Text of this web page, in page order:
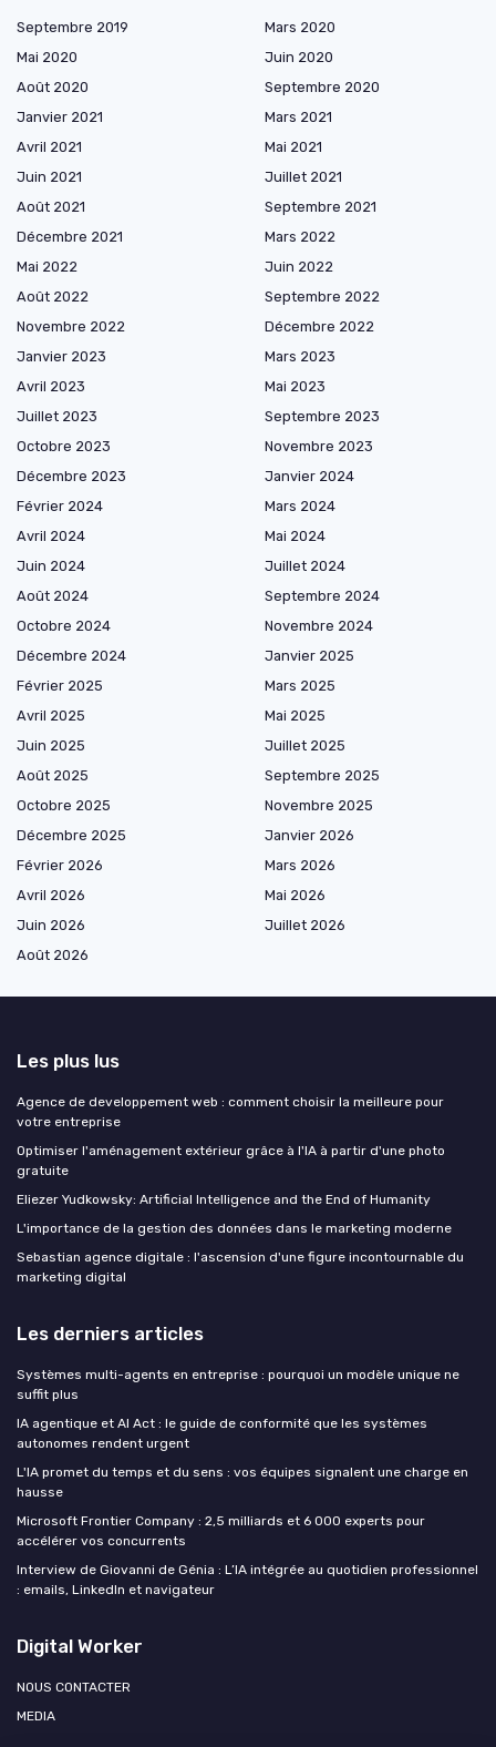
Septembre 2019
Mars 2020
Mai 2020
Juin 2020
Août 2020
Septembre 2020
Janvier 2021
Mars 2021
Avril 2021
Mai 2021
Juin 2021
Juillet 2021
Août 2021
Septembre 2021
Décembre 2021
Mars 2022
Mai 2022
Juin 2022
Août 2022
Septembre 2022
Novembre 2022
Décembre 2022
Janvier 2023
Mars 2023
Avril 2023
Mai 2023
Juillet 2023
Septembre 2023
Octobre 2023
Novembre 2023
Décembre 2023
Janvier 2024
Février 2024
Mars 2024
Avril 2024
Mai 2024
Juin 2024
Juillet 2024
Août 2024
Septembre 2024
Octobre 2024
Novembre 2024
Décembre 2024
Janvier 2025
Février 2025
Mars 2025
Avril 2025
Mai 2025
Juin 2025
Juillet 2025
Août 2025
Septembre 2025
Octobre 2025
Novembre 2025
Décembre 2025
Janvier 2026
Février 2026
Mars 2026
Avril 2026
Mai 2026
Juin 2026
Juillet 2026
Août 2026
Les plus lus
Agence de developpement web : comment choisir la meilleure pour
votre entreprise
Optimiser l'aménagement extérieur grâce à l'IA à partir d'une photo
gratuite
Eliezer Yudkowsky: Artificial Intelligence and the End of Humanity
L'importance de la gestion des données dans le marketing moderne
Sebastian agence digitale : l'ascension d'une figure incontournable du
marketing digital
Les derniers articles
Systèmes multi-agents en entreprise : pourquoi un modèle unique ne
suffit plus
IA agentique et AI Act : le guide de conformité que les systèmes
autonomes rendent urgent
L'IA promet du temps et du sens : vos équipes signalent une charge en
hausse
Microsoft Frontier Company : 2,5 milliards et 6 000 experts pour
accélérer vos concurrents
Interview de Giovanni de Génia : L’IA intégrée au quotidien professionnel
: emails, LinkedIn et navigateur
Digital Worker
NOUS CONTACTER
MEDIA